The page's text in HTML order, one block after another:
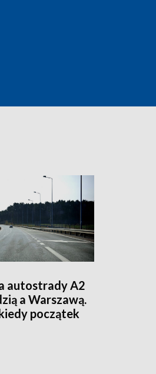
autostrady A2
a Warszawą.
początek